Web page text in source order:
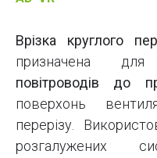
Врізка круглого
призначена
повітроводів до
поверхонь
перерізу.
розгалужених